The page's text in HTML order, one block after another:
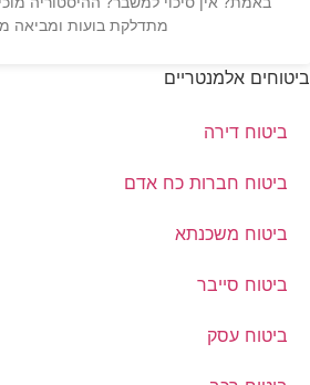
מתדלקת בועות ומביאה
ביטוחים אלמנטריים
ביטוח דירה
ביטוח חברות כח אדם
ביטוח משכנתא
ביטוח סייבר
ביטוח עסק